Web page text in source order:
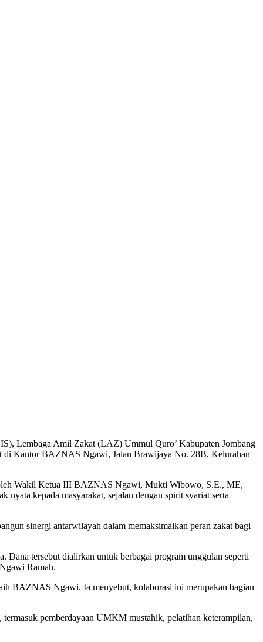
Lembaga Amil Zakat (LAZ) Ummul Quro’ Kabupaten Jombang
di Kantor BAZNAS Ngawi, Jalan Brawijaya No. 28B, Kelurahan
Wakil Ketua III BAZNAS Ngawi, Mukti Wibowo, S.E., ME,
nyata kepada masyarakat, sejalan dengan spirit syariat serta
sinergi antarwilayah dalam memaksimalkan peran zakat bagi
tersebut dialirkan untuk berbagai program unggulan seperti
Ramah.
BAZNAS Ngawi. Ia menyebut, kolaborasi ini merupakan bagian
pemberdayaan UMKM mustahik, pelatihan keterampilan,